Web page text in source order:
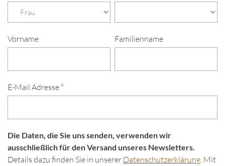
Vorname Familienname
E-Mail Adresse *
Die Daten, die Sie uns senden, verwenden wir
ausschließlich für den Versand unseres Newsletters.
Details dazu finden Sie in unserer Datenschutzerklärung. Mit